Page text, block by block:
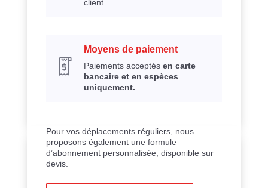
client.
Moyens de paiement
Paiements acceptés en carte
bancaire et en espèces
uniquement.
Pour vos déplacements réguliers, nous
proposons également une formule
d’abonnement personnalisée, disponible sur
devis.